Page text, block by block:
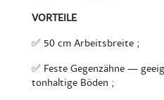
VORTEILE
✅ 50 cm Arbeitsbreite ;
✅ Feste Gegenzähne —
tonhaltige Böden ;